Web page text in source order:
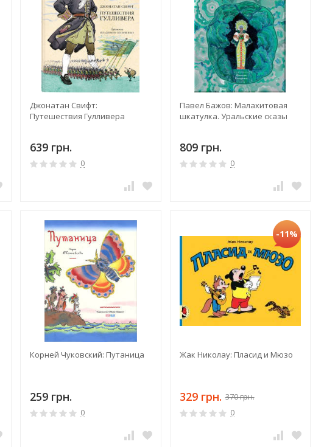
Джонатан Свифт:
Путешествия Гулливера
639 грн.
0
Павел Бажов: Малахитовая
шкатулка. Уральские сказы
809 грн.
0
Корней Чуковский: Путаница
259 грн.
0
-11%
Жак Николау: Пласид и Мюзо
329 грн. 370 грн.
0